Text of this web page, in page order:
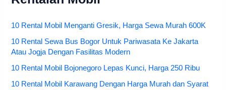
10 Rental Mobil Menganti Gresik, Harga Sewa Murah 600K
10 Rental Sewa Bus Bogor Untuk Pariwasata Ke Jakarta
Atau Jogja Dengan Fasilitas Modern
10 Rental Mobil Bojonegoro Lepas Kunci, Harga 250 Ribu
10 Rental Mobil Karawang Dengan Harga Murah dan Syarat